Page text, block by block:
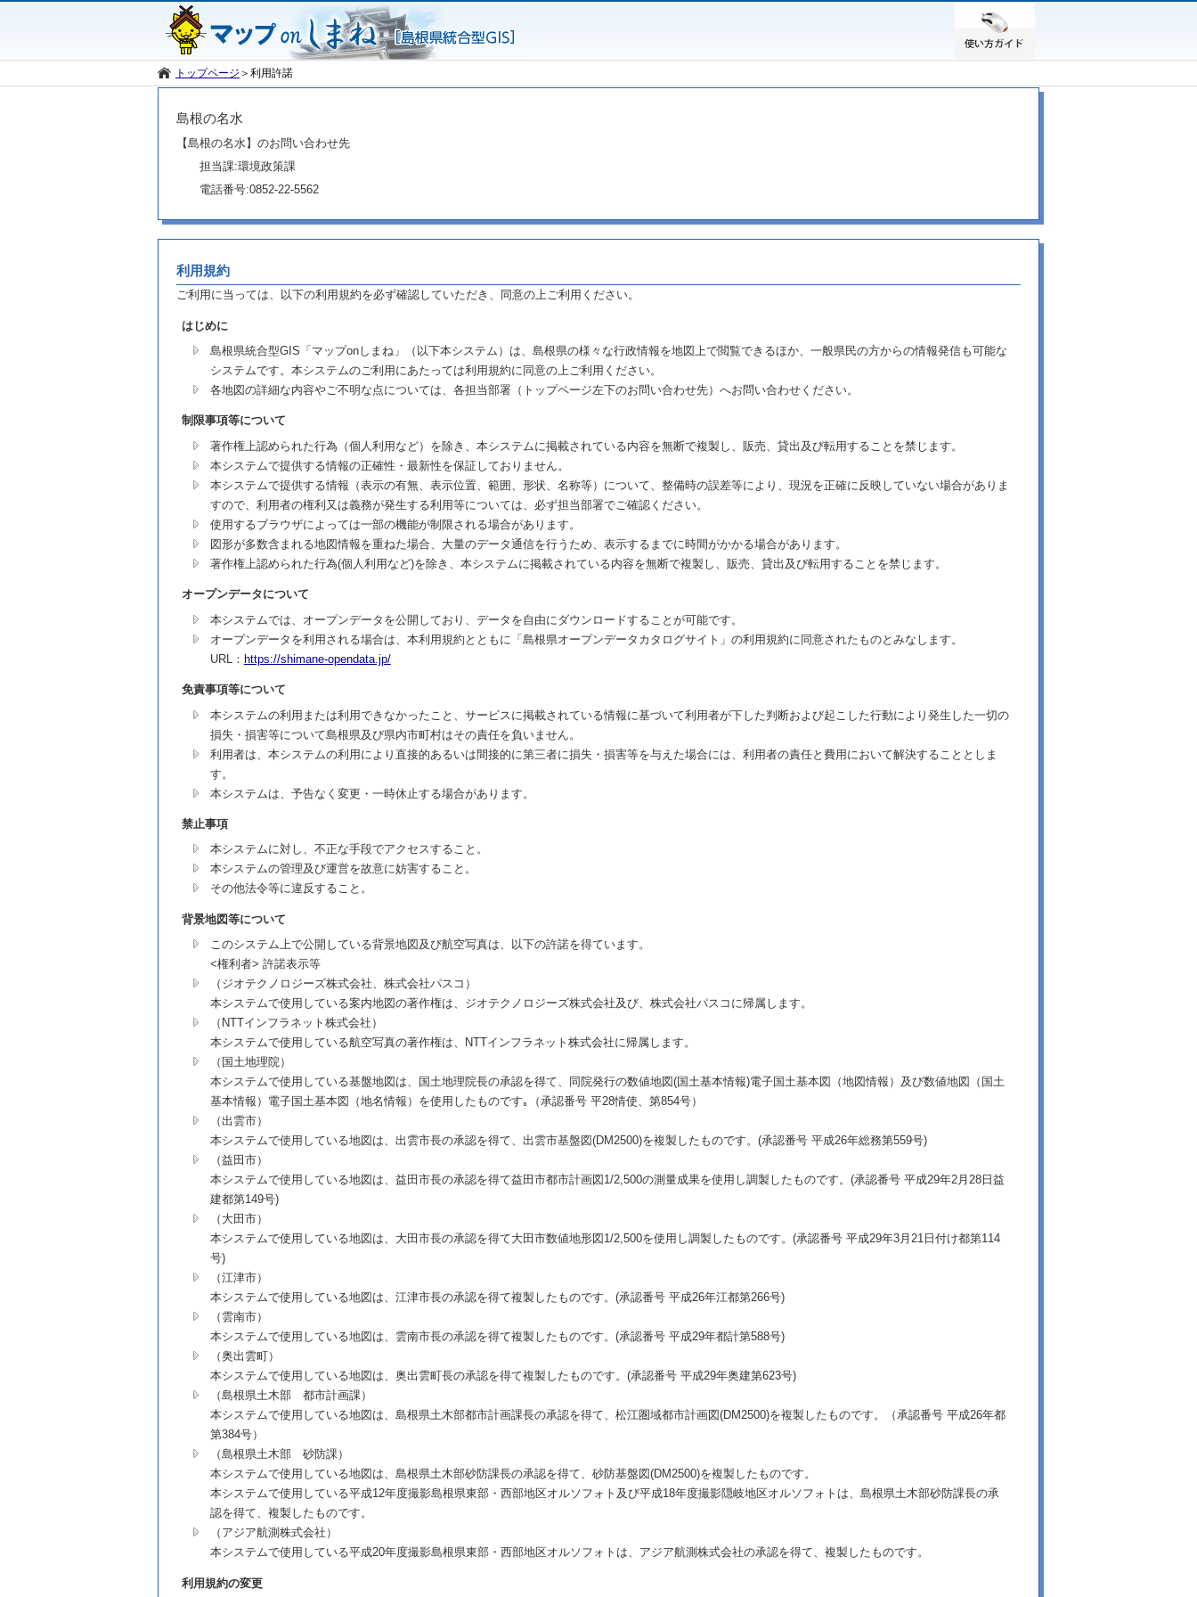
トップページ ＞ 利用許諾
島根の名水
【島根の名水】のお問い合わせ先
担当課:環境政策課
電話番号:0852-22-5562
利用規約
ご利用に当っては、以下の利用規約を必ず確認していただき、同意の上ご利用ください。
はじめに
島根県統合型GIS「マップonしまね」（以下本システム）は、島根県の様々な行政情報を地図上で閲覧できるほか、一般県民の方からの情報発信も可能な
システムです。本システムのご利用にあたっては利用規約に同意の上ご利用ください。
各地図の詳細な内容やご不明な点については、各担当部署（トップページ左下のお問い合わせ先）へお問い合わせください。
制限事項等について
著作権上認められた行為（個人利用など）を除き、本システムに掲載されている内容を無断で複製し、販売、貸出及び転用することを禁じます。
本システムで提供する情報の正確性・最新性を保証しておりません。
本システムで提供する情報（表示の有無、表示位置、範囲、形状、名称等）について、整備時の誤差等により、現況を正確に反映していない場合がありま
すので、利用者の権利又は義務が発生する利用等については、必ず担当部署でご確認ください。
使用するブラウザによっては一部の機能が制限される場合があります。
図形が多数含まれる地図情報を重ねた場合、大量のデータ通信を行うため、表示するまでに時間がかかる場合があります。
著作権上認められた行為(個人利用など)を除き、本システムに掲載されている内容を無断で複製し、販売、貸出及び転用することを禁じます。
オープンデータについて
本システムでは、オープンデータを公開しており、データを自由にダウンロードすることが可能です。
オープンデータを利用される場合は、本利用規約とともに「島根県オープンデータカタログサイト」の利用規約に同意されたものとみなします。
URL： https://shimane-opendata.jp/
免責事項等について
本システムの利用または利用できなかったこと、サービスに掲載されている情報に基づいて利用者が下した判断および起こした行動により発生した一切の
損失・損害等について島根県及び県内市町村はその責任を負いません。
利用者は、本システムの利用により直接的あるいは間接的に第三者に損失・損害等を与えた場合には、利用者の責任と費用において解決することとしま
す。
本システムは、予告なく変更・一時休止する場合があります。
禁止事項
本システムに対し、不正な手段でアクセスすること。
本システムの管理及び運営を故意に妨害すること。
その他法令等に違反すること。
背景地図等について
このシステム上で公開している背景地図及び航空写真は、以下の許諾を得ています。
<権利者> 許諾表示等
（ジオテクノロジーズ株式会社、株式会社パスコ）
本システムで使用している案内地図の著作権は、ジオテクノロジーズ株式会社及び、株式会社パスコに帰属します。
（NTTインフラネット株式会社）
本システムで使用している航空写真の著作権は、NTTインフラネット株式会社に帰属します。
（国土地理院）
本システムで使用している基盤地図は、国土地理院長の承認を得て、同院発行の数値地図(国土基本情報)電子国土基本図（地図情報）及び数値地図（国土
基本情報）電子国土基本図（地名情報）を使用したものです｡（承認番号 平28情使、第854号）
（出雲市）
本システムで使用している地図は、出雲市長の承認を得て、出雲市基盤図(DM2500)を複製したものです。(承認番号 平成26年総務第559号)
（益田市）
本システムで使用している地図は、益田市長の承認を得て益田市都市計画図1/2,500の測量成果を使用し調製したものです。(承認番号 平成29年2月28日益
建都第149号)
（大田市）
本システムで使用している地図は、大田市長の承認を得て大田市数値地形図1/2,500を使用し調製したものです。(承認番号 平成29年3月21日付け都第114
号)
（江津市）
本システムで使用している地図は、江津市長の承認を得て複製したものです。(承認番号 平成26年江都第266号)
（雲南市）
本システムで使用している地図は、雲南市長の承認を得て複製したものです。(承認番号 平成29年都計第588号)
（奥出雲町）
本システムで使用している地図は、奥出雲町長の承認を得て複製したものです。(承認番号 平成29年奥建第623号)
（島根県土木部 都市計画課）
本システムで使用している地図は、島根県土木部都市計画課長の承認を得て、松江圏域都市計画図(DM2500)を複製したものです。（承認番号 平成26年都
第384号）
（島根県土木部 砂防課）
本システムで使用している地図は、島根県土木部砂防課長の承認を得て、砂防基盤図(DM2500)を複製したものです。
本システムで使用している平成12年度撮影島根県東部・西部地区オルソフォト及び平成18年度撮影隠岐地区オルソフォトは、島根県土木部砂防課長の承
認を得て、複製したものです。
（アジア航測株式会社）
本システムで使用している平成20年度撮影島根県東部・西部地区オルソフォトは、アジア航測株式会社の承認を得て、複製したものです。
利用規約の変更